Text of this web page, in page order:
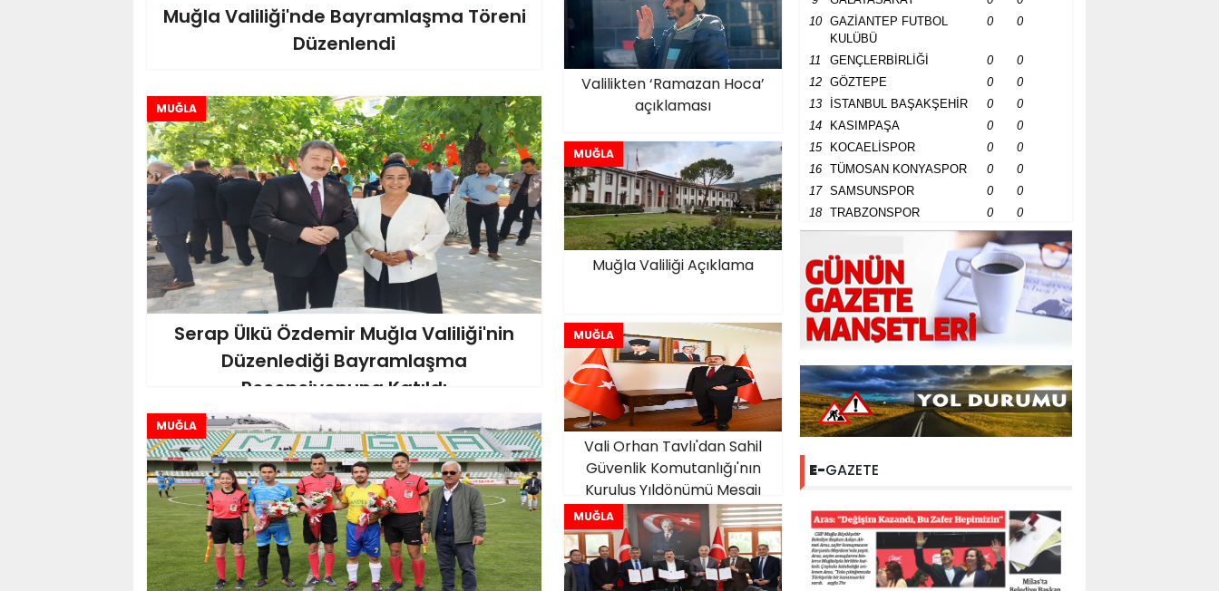
Muğla Valiliği'n de Bayramlaşma Töreni
Düzenlendi
Valilikten ‘Ramazan Hoca’
açıklaması
MUĞLA
Serap Ülkü Özdemir Muğla Valiliği'nin
Düzenlediği Bayramlaşma
Resepsiyonuna Katıldı
MUĞLA
Muğla Valiliği Açıklama
MUĞLA
Vali Orhan Tavlı'dan Sahil
Güvenlik Komutanlığı'nın
Kuruluş Yıldönümü Mesajı
MUĞLA
MUĞLA
10
GAZİANTEP FUTBOL
KULÜBÜ
0 0
11 GENÇLERBİRLİĞİ 0
0
12
GÖZTEPE 0
0
13
İSTANBUL BAŞAKŞEHİR 0
0
14
KASIMPAŞA 0
0
15
KOCAELİSPOR 0
0
16
TÜMOSAN KONYASPOR 0
0
17
SAMSUNSPOR 0
0
18
TRABZONSPOR 0 0
E-GAZETE